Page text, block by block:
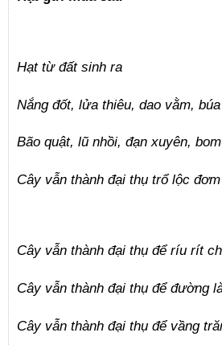
Hạt từ đất sinh ra
Nắng đốt, lửa thiêu, dao vằm,
Bão quật, lũ nhồi, đạn xuyên,
Cây vẫn thành đại thụ trổ lộc
Cây vẫn thành đại thụ để ríu rít
Cây vẫn thành đại thụ để đường
Cây vẫn thành đại thụ để vầng